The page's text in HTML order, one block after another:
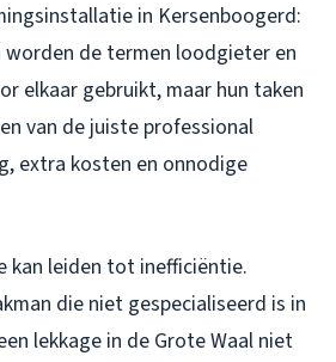
in Kersenboogerd:
worden de termen loodgieter en
elkaar gebruikt, maar hun taken
van de juiste professional
extra kosten en onnodige
kan leiden tot inefficiëntie.
die niet gespecialiseerd is in
lekkage in de Grote Waal niet